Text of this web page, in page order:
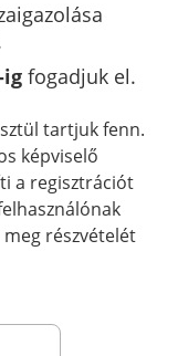
igfogadjuk el.
tartjuk fenn.
képviselő
a regisztrációt
részvételét